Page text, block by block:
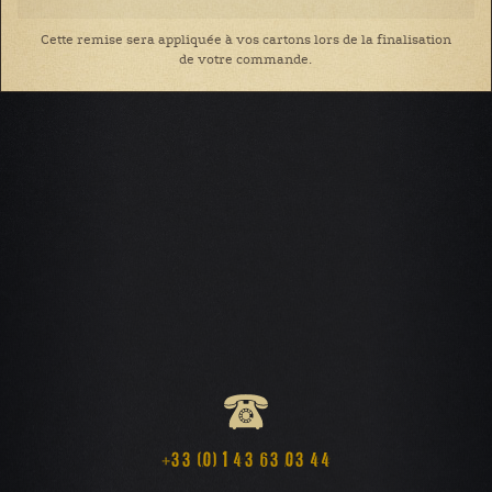
Cette remise sera appliquée à vos cartons lors de la finalisation
de votre commande.
+33 (0) 1 43 63 03 44